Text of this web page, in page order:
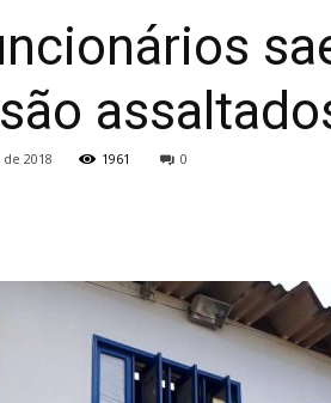
2018 1961 0